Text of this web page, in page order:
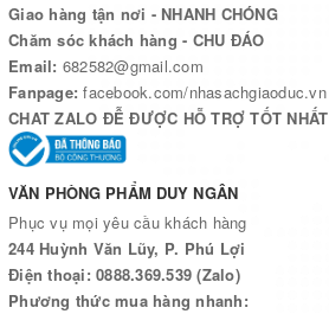
Giao hàng tận nơi - NHANH CHÓNG
Chăm sóc khách hàng - CHU ĐÁO
Email: 682582@gmail.com
Fanpage:facebook.com/nhasachgiaoduc.vn
CHAT ZALO ĐỄ ĐƯỢC HỖ TRỢ TỐT NHẤT
VĂN PHÒNG PHẨM DUY NGÂN
Phục vụ mọi yêu cầu khách hàng
244 Huỳnh Văn Lũy, P. Phú Lợi
Điện thoại: 0888.369.539 (Zalo)
Phương thức mua hàng nhanh: